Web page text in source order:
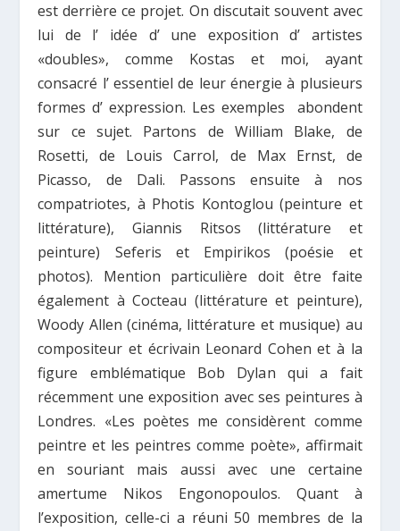
est derrière ce projet. Οn discutait souvent avec
lui de l’ idée d’ une exposition d’ artistes
«doubles», comme Kostas et moi, ayant
consacré l’ essentiel de leur énergie à plusieurs
formes d’ expression. Les exemples abondent
sur ce sujet. Partons de William Blake, de
Rosetti, de Louis Carrol, de Max Ernst, de
Picasso, de Dali. Passons ensuite à nos
compatriotes, à Photis Kontoglou (peinture et
littérature), Giannis Ritsos (littérature et
peinture) Seferis et Empirikos (poésie et
photos). Μention particulière dοit être faite
également à Cocteau (littérature et peinture),
Woody Allen (cinéma, littérature et musique) au
compositeur et écrivain Leonard Cohen et à la
figure emblématique Bob Dylan qui a fait
récemment une exposition avec ses peintures à
Londres. «Les poètes me considèrent comme
peintre et les peintres comme poète», affirmait
en souriant mais aussi avec une certaine
amertume Nikos Engonopoulos. Quant à
l’exposition, celle-ci a réuni 50 membres de la